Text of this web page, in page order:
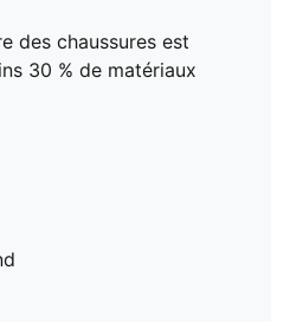
des chaussures est
30 % de matériaux